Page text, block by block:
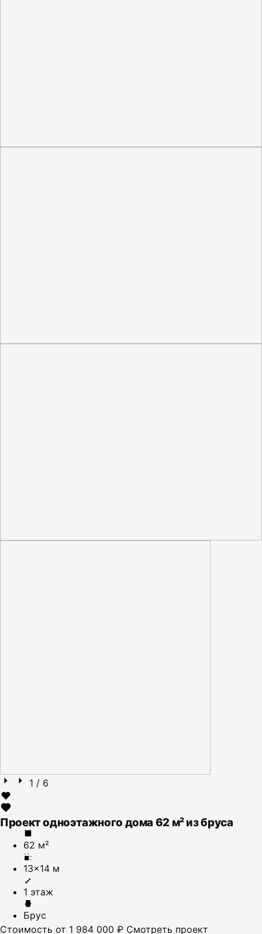
1 / 6
Проект одноэтажного дома 62 м² из бруса
62 м²
13×14 м
1 этаж
Брус
Стоимость от 1 984 000 ₽ Смотреть проект